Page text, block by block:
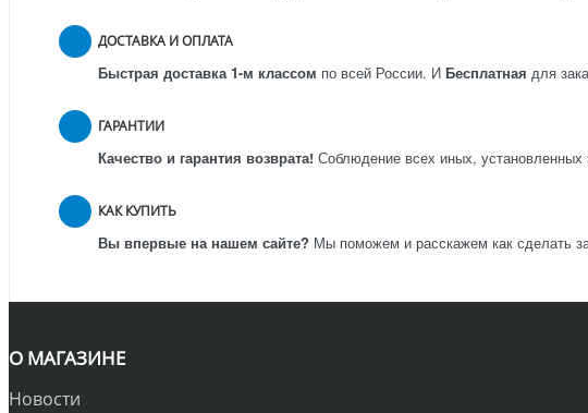
ДОСТАВКА И ОПЛАТА
Быстрая доставка 1-м классом по всей России. И Бесплатная для
ГАРАНТИИ
Качество и гарантия возврата! Соблюдение всех иных, установленных
КАК КУПИТЬ
Вы впервые на нашем сайте? Мы поможем и расскажем как сделать
О МАГАЗИНЕ
Новости